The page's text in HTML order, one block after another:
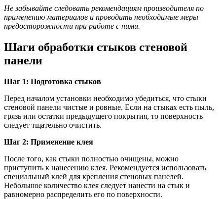
Не забывайте следовать рекомендациям производителя по
применению материалов и проводить необходимые меры
предосторожности при работе с ними.
Шаги обработки стыков стеновой
панели
Шаг 1: Подготовка стыков
Перед началом установки необходимо убедиться, что стыки
стеновой панели чистые и ровные. Если на стыках есть пыль,
грязь или остатки предыдущего покрытия, то поверхность
следует тщательно очистить.
Шаг 2: Применение клея
После того, как стыки полностью очищены, можно
приступить к нанесению клея. Рекомендуется использовать
специальный клей для крепления стеновых панелей.
Небольшое количество клея следует нанести на стык и
равномерно распределить его по поверхности.